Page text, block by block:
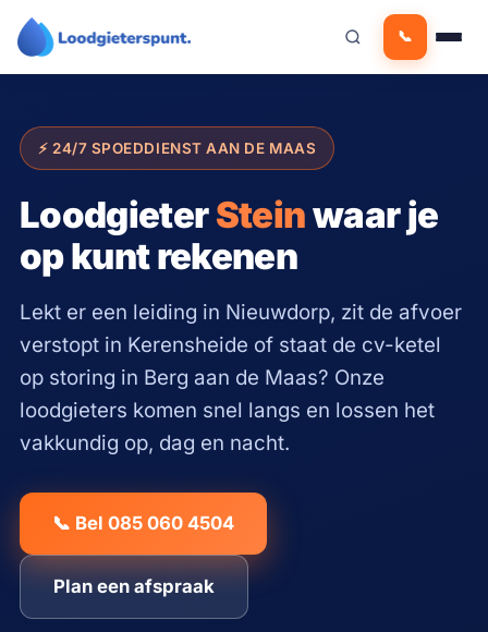
📞
naar
de
⚡ 24/7 SPOEDDIENST AAN DE MAAS
LoodgieterSteinwaar je
op kunt rekenen
Lekt er een leiding in Nieuwdorp, zit de afvoer
verstopt in Kerensheide of staat de cv-ketel
op storing in Berg aan de Maas? Onze
loodgieters komen snel langs en lossen het
vakkundig op, dag en nacht.
📞 Bel 085 060 4504
Plan een afspraak